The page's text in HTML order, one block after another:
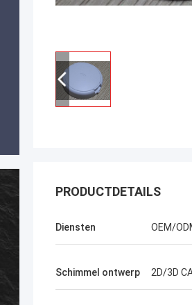
denkt verschillend en vernieuwt
– hier opnieuw bij deze
PRODUCTDETAILS
Diensten OEM/
Schimmel ontwerp 2D/3D